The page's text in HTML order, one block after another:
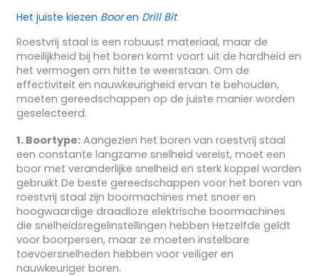
Het juiste kiezen Booren Drill Bit
Roestvrij staal is een robuust materiaal, maar de
moeilijkheid bij het boren komt voort uit de hardheid en
het vermogen om hitte te weerstaan. Om de
effectiviteit en nauwkeurigheid ervan te behouden,
moeten gereedschappen op de juiste manier worden
geselecteerd.
1. Boortype:Aangezien het boren van roestvrij staal
een constante langzame snelheid vereist, moet een
boor met veranderlijke snelheid en sterk koppel worden
gebruikt De beste gereedschappen voor het boren van
roestvrij staal zijn boormachines met snoer en
hoogwaardige draadloze elektrische boormachines
die snelheidsregelinstellingen hebben Hetzelfde geldt
voor boorpersen, maar ze moeten instelbare
toevoersnelheden hebben voor veiliger en
nauwkeuriger boren.